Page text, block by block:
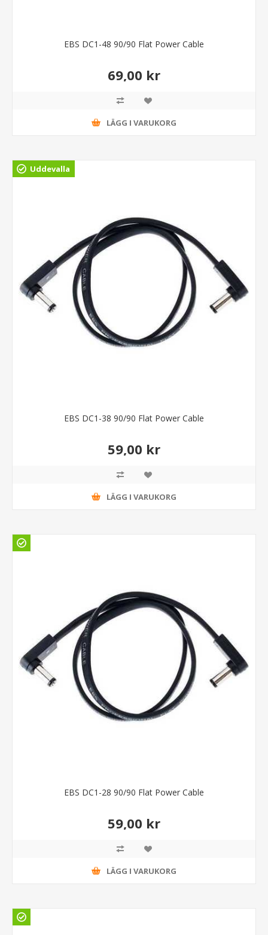
EBS DC1-48 90/90 Flat Power Cable
69,00 kr
LÄGG I VARUKORG
Uddevalla
EBS DC1-38 90/90 Flat Power Cable
59,00 kr
LÄGG I VARUKORG
EBS DC1-28 90/90 Flat Power Cable
59,00 kr
LÄGG I VARUKORG